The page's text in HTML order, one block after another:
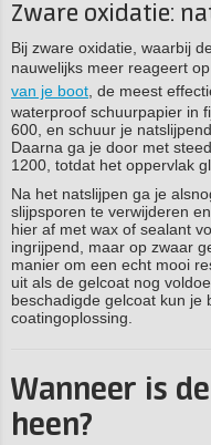
Zware oxidatie:
Bij zware oxidatie, waarbij
nauwelijks meer reageert
van je boot , de meest
waterproof schuurpapier in
600, en schuur je
Daarna ga je door met
1200, totdat het oppervlak
Na het natslijpen ga je
slijpsporen te verwijderen
hier af met wax of sealant
ingrijpend, maar op zwaar
manier om een echt mooi
uit als de gelcoat nog
beschadigde gelcoat kun je
coatingoplossing.
Wanneer is
heen?